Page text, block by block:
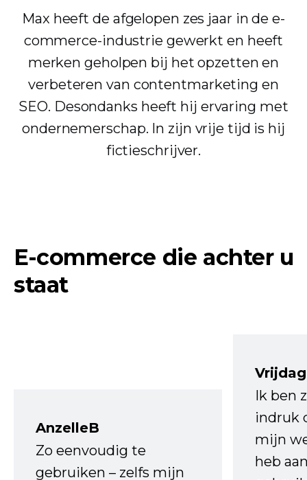
Max heeft de afgelopen zes jaar in de e-
commerce-industrie gewerkt en heeft
merken geholpen bij het opzetten en
verbeteren van contentmarketing en
SEO. Desondanks heeft hij ervaring met
ondernemerschap. In zijn vrije tijd is hij
fictieschrijver.
E-commerce die achter u
staat
AnzelleB
Zo eenvoudig te
gebruiken – zelfs mijn
Ik ben
indruk
mijn
heb